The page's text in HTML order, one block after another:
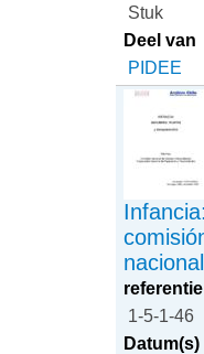
Stuk
Deel van
PIDEE
1-5-1-46
Datum(s)